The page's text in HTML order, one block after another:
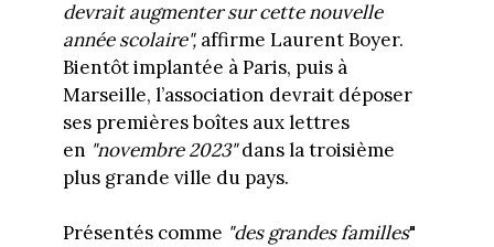
devrait augmenter sur cette nouvelle
année scolaire",affirme Laurent Boyer.
Bientôt implantée à Paris, puis à
Marseille, l’association devrait déposer
ses premières boîtes aux lettres
en "novembre 2023"dans la troisième
plus grande ville du pays.
Présentés comme "des grandes familles"